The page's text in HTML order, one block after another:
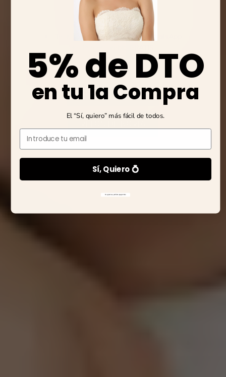
Te ayudamos con la talla por WhatsApp
Envío express gratis
ZAPATOS DE NOVIA
5% de DTO
en tu 1a Compra
El “Sí, quiero” más fácil de todos.
Email
Sí, Quiero 💍
No gracias, prefiero pagar más